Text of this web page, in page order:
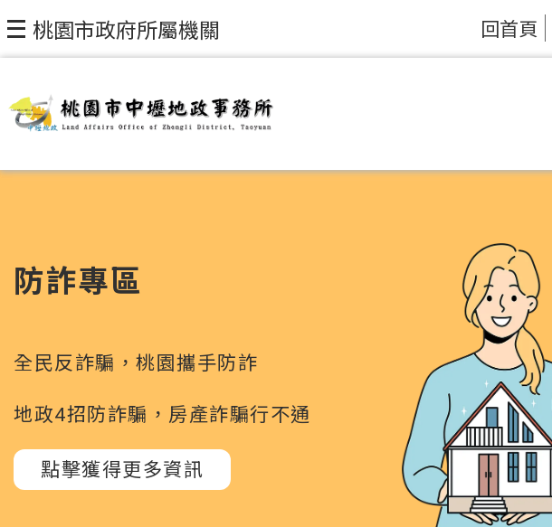
跳到主要內容區塊
桃園市政府所屬機關 回首頁
防詐專區
全民反詐騙，桃園攜手防詐
地政4招防詐騙，房產詐騙行不通
點擊獲得更多資訊